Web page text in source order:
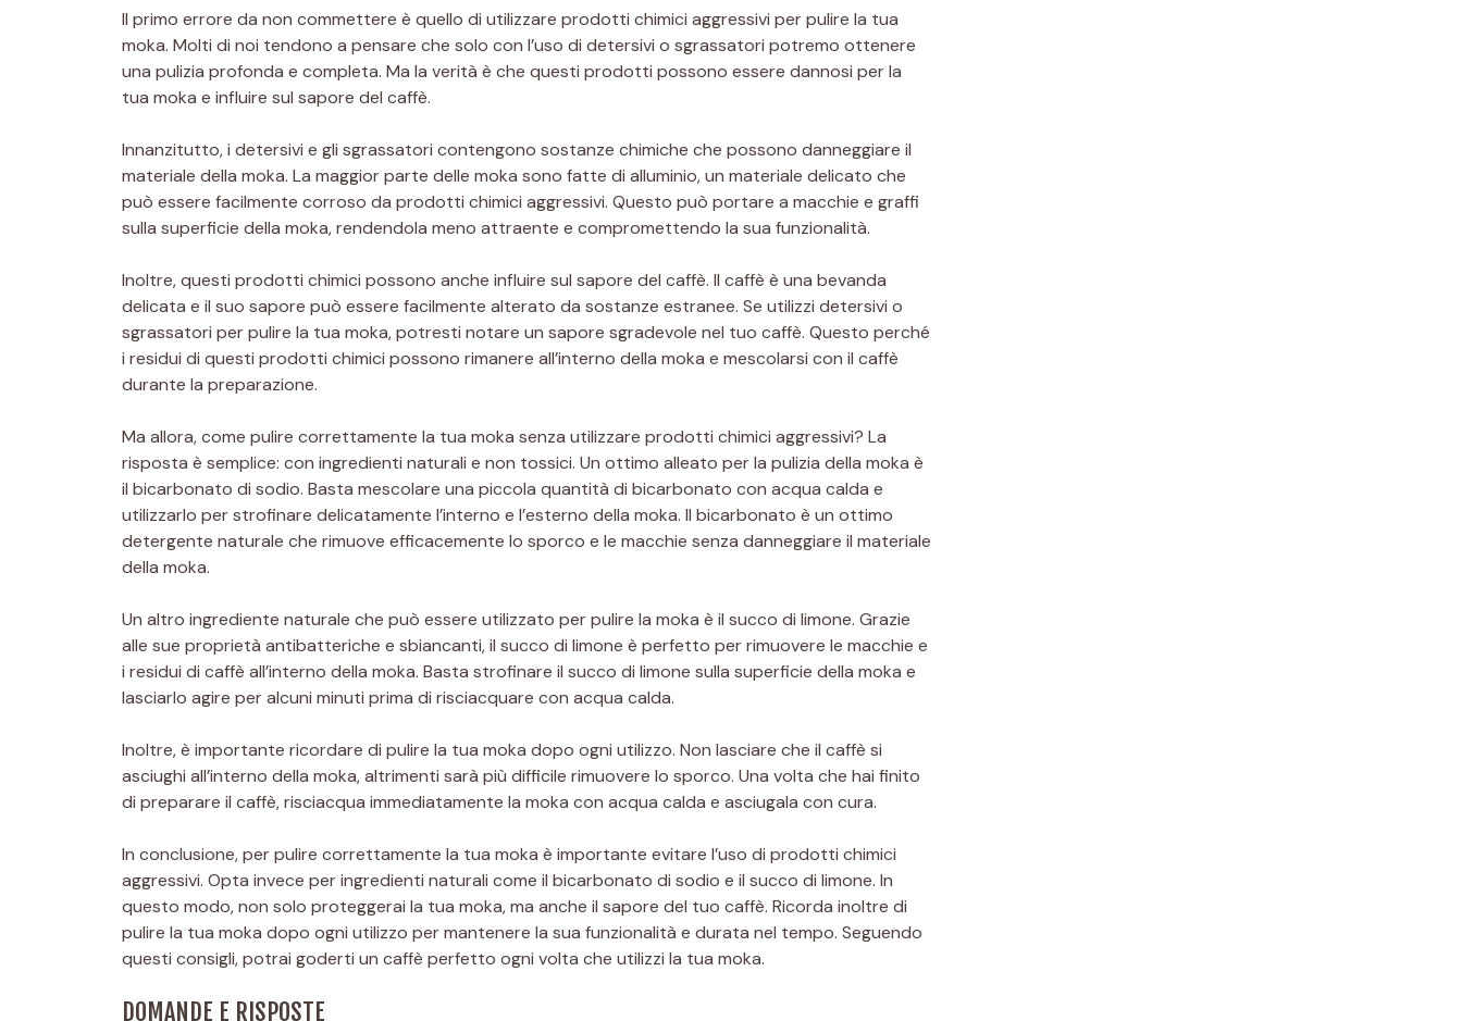
Il primo errore da non commettere è quello di utilizzare prodotti chimici aggressivi per pulire la tua
moka. Molti di noi tendono a pensare che solo con l’uso di detersivi o sgrassatori potremo ottenere
una pulizia profonda e completa. Ma la verità è che questi prodotti possono essere dannosi per la
tua moka e influire sul sapore del caffè.
Innanzitutto, i detersivi e gli sgrassatori contengono sostanze chimiche che possono danneggiare il
materiale della moka. La maggior parte delle moka sono fatte di alluminio, un materiale delicato che
può essere facilmente corroso da prodotti chimici aggressivi. Questo può portare a macchie e graffi
sulla superficie della moka, rendendola meno attraente e compromettendo la sua funzionalità.
Inoltre, questi prodotti chimici possono anche influire sul sapore del caffè. Il caffè è una bevanda
delicata e il suo sapore può essere facilmente alterato da sostanze estranee. Se utilizzi detersivi o
sgrassatori per pulire la tua moka, potresti notare un sapore sgradevole nel tuo caffè. Questo perché
i residui di questi prodotti chimici possono rimanere all’interno della moka e mescolarsi con il caffè
durante la preparazione.
Ma allora, come pulire correttamente la tua moka senza utilizzare prodotti chimici aggressivi? La
risposta è semplice: con ingredienti naturali e non tossici. Un ottimo alleato per la pulizia della moka è
il bicarbonato di sodio. Basta mescolare una piccola quantità di bicarbonato con acqua calda e
utilizzarlo per strofinare delicatamente l’interno e l’esterno della moka. Il bicarbonato è un ottimo
detergente naturale che rimuove efficacemente lo sporco e le macchie senza danneggiare il materiale
della moka.
Un altro ingrediente naturale che può essere utilizzato per pulire la moka è il succo di limone. Grazie
alle sue proprietà antibatteriche e sbiancanti, il succo di limone è perfetto per rimuovere le macchie e
i residui di caffè all’interno della moka. Basta strofinare il succo di limone sulla superficie della moka e
lasciarlo agire per alcuni minuti prima di risciacquare con acqua calda.
Inoltre, è importante ricordare di pulire la tua moka dopo ogni utilizzo. Non lasciare che il caffè si
asciughi all’interno della moka, altrimenti sarà più difficile rimuovere lo sporco. Una volta che hai finito
di preparare il caffè, risciacqua immediatamente la moka con acqua calda e asciugala con cura.
In conclusione, per pulire correttamente la tua moka è importante evitare l’uso di prodotti chimici
aggressivi. Opta invece per ingredienti naturali come il bicarbonato di sodio e il succo di limone. In
questo modo, non solo proteggerai la tua moka, ma anche il sapore del tuo caffè. Ricorda inoltre di
pulire la tua moka dopo ogni utilizzo per mantenere la sua funzionalità e durata nel tempo. Seguendo
questi consigli, potrai goderti un caffè perfetto ogni volta che utilizzi la tua moka.
DOMANDE E RISPOSTE